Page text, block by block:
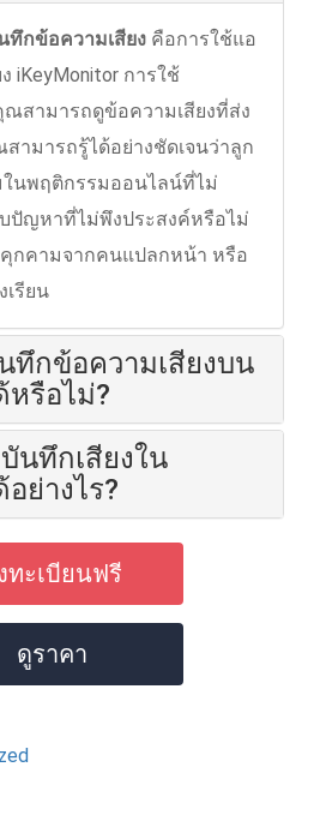
ทึกข้อความเสียง คือการใช้แอ
iKeyMonitor การใช้
ณสามารถดูข้อความเสียงที่ส่ง
ามารถรู้ได้อย่างชัดเจนว่าลูก
นพฤติกรรมออนไลน์ที่ไม่
ปัญหาที่ไม่พึงประสงค์หรือไม่
กคามจากคนแปลกหน้า หรือ
เรียน
ทึกข้อความเสียงบน
หรือไม่?
นทึกเสียงใน
ย่างไร?
ทะเบียนฟรี
ดูราคา